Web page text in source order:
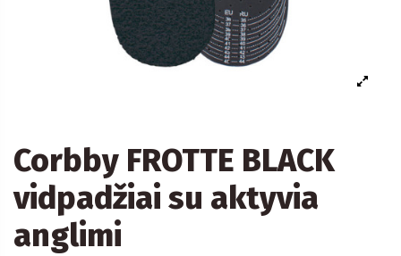
Corbby FROTTE BLACK
vidpadžiai su aktyvia
anglimi